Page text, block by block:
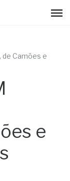
de Camões e
e